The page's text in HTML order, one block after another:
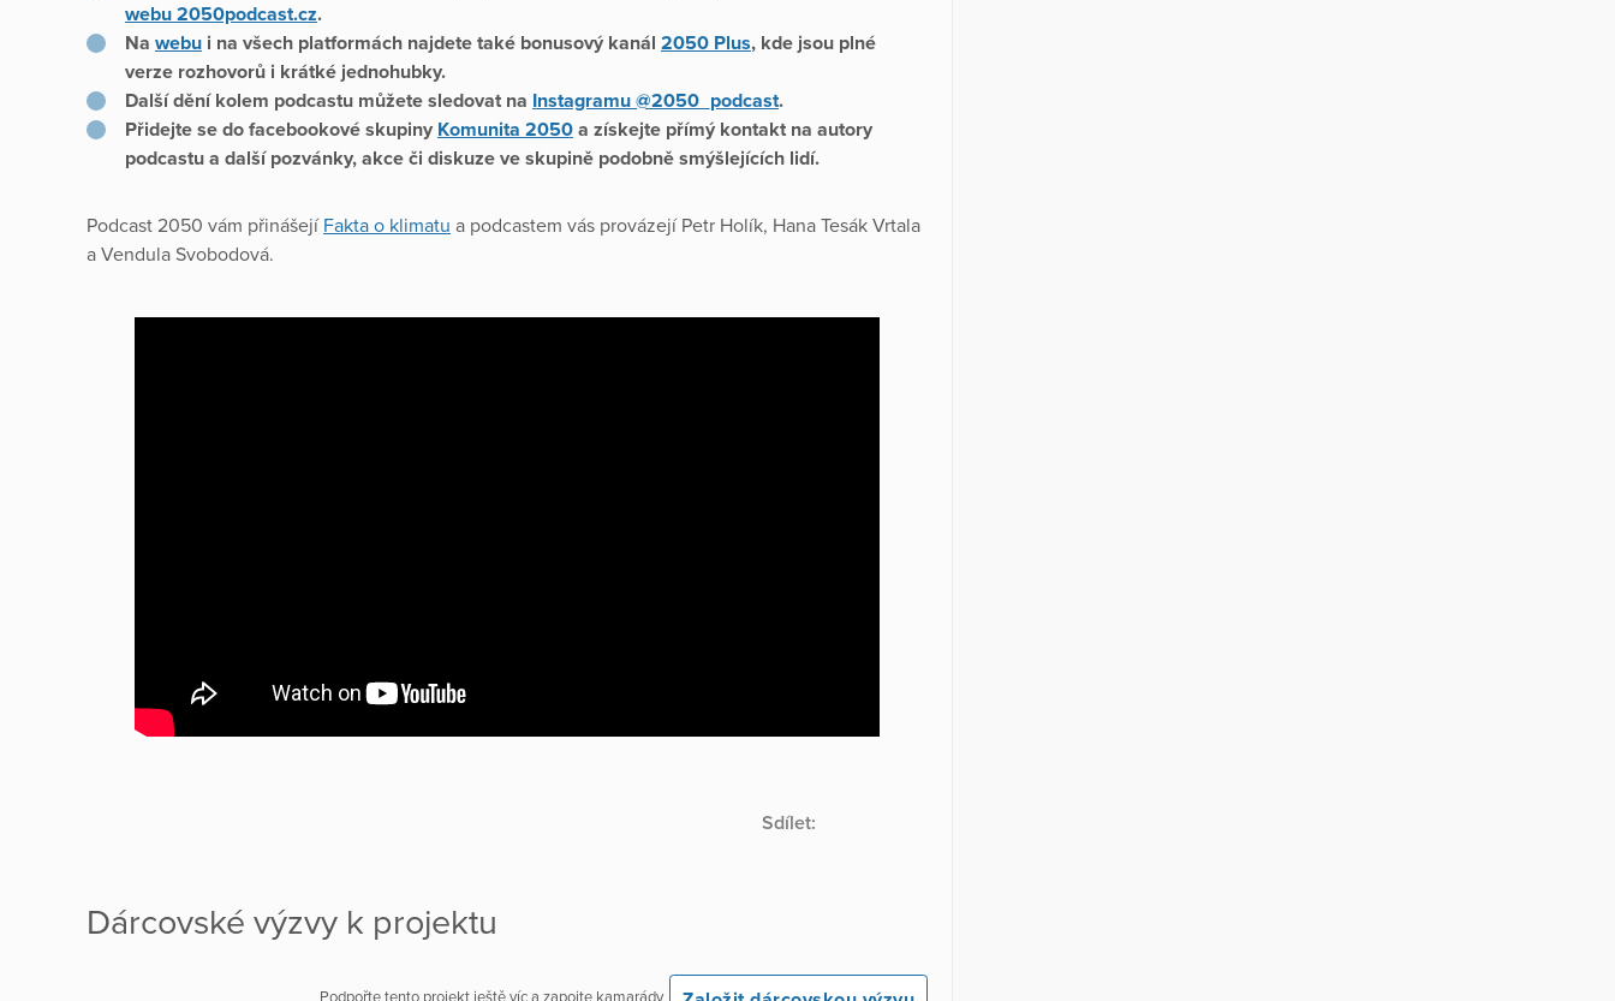
webu 2050podcast.cz.
Na webu i na všech platformách najdete také bonusový kanál 2050 Plus, kde jsou plné
verze rozhovorů i krátké jednohubky.
Další dění kolem podcastu můžete sledovat na Instagramu @2050_podcast.
Přidejte se do facebookové skupiny Komunita 2050 a získejte přímý kontakt na autory
podcastu a další pozvánky, akce či diskuze ve skupině podobně smýšlejících lidí.
Podcast 2050 vám přinášejí Fakta o klimatu a podcastem vás provázejí Petr Holík, Hana Tesák Vrtala
a Vendula Svobodová.
Sdílet:
Dárcovské výzvy k projektu